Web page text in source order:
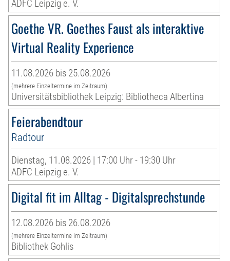
ADFC Leipzig e. V.
Goethe VR. Goethes Faust als interaktive
Virtual Reality Experience
11.08.2026 bis 25.08.2026
(mehrere Einzeltermine im Zeitraum)
Universitätsbibliothek Leipzig: Bibliotheca Albertina
Feierabendtour
Radtour
Dienstag, 11.08.2026 | 17:00 Uhr - 19:30 Uhr
ADFC Leipzig e. V.
Digital fit im Alltag - Digitalsprechstunde
12.08.2026 bis 26.08.2026
(mehrere Einzeltermine im Zeitraum)
Bibliothek Gohlis